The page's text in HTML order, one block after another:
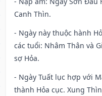
Canh Thìn.
- Ngày này thuộc hành
các tuổi: Nhâm Thân và
sợ Hỏa.
- Ngày Tuất lục hợp với
thành Hỏa cục. Xung